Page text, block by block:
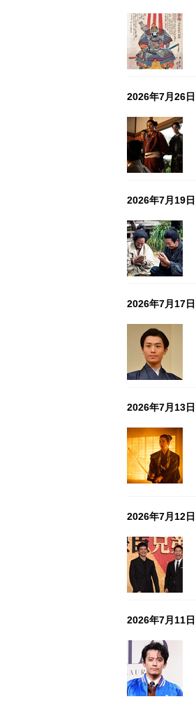
2026年7月26日
2026年7月19日
2026年7月17日
2026年7月13日
2026年7月12日
2026年7月11日